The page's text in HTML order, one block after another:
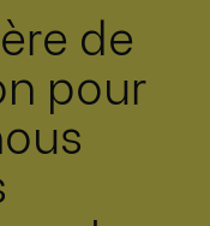
de
pour